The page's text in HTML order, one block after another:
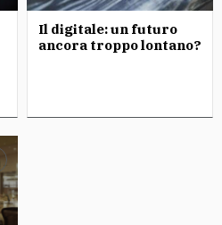
Il digitale: un futuro
ancora troppo lontano?